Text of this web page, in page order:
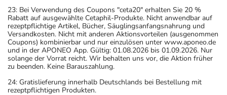
23: Bei Verwendung des Coupons "ceta20" erhalten Sie 20 %
Rabatt auf ausgewählte Cetaphil-Produkte. Nicht anwendbar auf
rezeptpflichtige Artikel, Bücher, Säuglingsanfangsnahrung und
Versandkosten. Nicht mit anderen Aktionsvorteilen (ausgenommen
Coupons) kombinierbar und nur einzulösen unter www.aponeo.de
und in der APONEO App. Gültig: 01.08.2026 bis 01.09.2026. Nur
solange der Vorrat reicht. Wir behalten uns vor, die Aktion früher
zu beenden. Keine Barauszahlung.
24: Gratislieferung innerhalb Deutschlands bei Bestellung mit
rezeptpflichtigen Produkten.